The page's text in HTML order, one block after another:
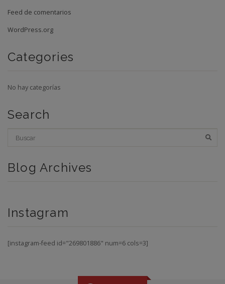
Feed de comentarios
WordPress.org
Categories
No hay categorías
Search
Blog Archives
Instagram
[instagram-feed id="269801886" num=6 cols=3]